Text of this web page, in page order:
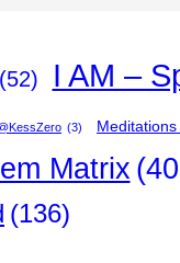
(52) I AM –
(3)
Matrix
(136)